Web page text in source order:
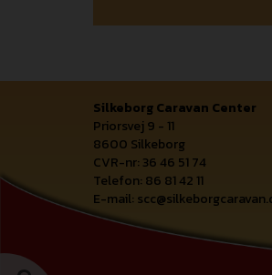
Silkeborg Caravan Center
Priorsvej 9 - 11
8600 Silkeborg
CVR-nr: 36 46 51 74
Telefon: 86 81 42 11
E-mail: